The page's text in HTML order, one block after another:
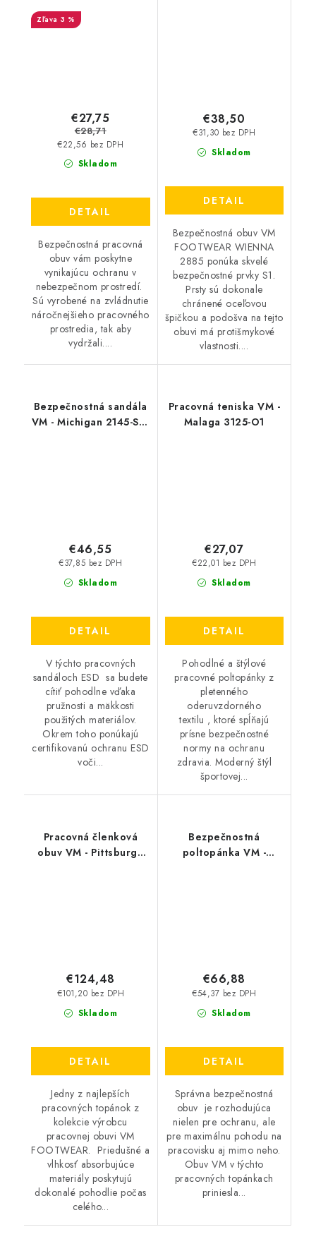
3 %
Skladom
€22,56 bez DPH
€27,75
€28,71
DETAIL
Bezpečnostná pracovná
obuv vám poskytne
vynikajúcu ochranu v
nebezpečnom prostredí.
Sú vyrobené na zvládnutie
náročnejšieho pracovného
prostredia, tak aby
vydržali....
Skladom
€31,30 bez DPH
€38,50
DETAIL
Bezpečnostná obuv VM
FOOTWEAR WIENNA
2885 ponúka skvelé
bezpečnostné prvky S1.
Prsty sú dokonale
chránené oceľovou
špičkou a podošva na tejto
obuvi má protišmykové
vlastnosti....
Bezpečnostná sandála
VM - Michigan 2145-S1P
Skladom
€37,85 bez DPH
€46,55
DETAIL
V týchto pracovných
sandáloch ESD sa budete
cítiť pohodlne vďaka
pružnosti a mäkkosti
použitých materiálov.
Okrem toho ponúkajú
certifikovanú ochranu ESD
voči...
Pracovná teniska VM -
Malaga 3125-O1
Skladom
€22,01 bez DPH
€27,07
DETAIL
Pohodlné a štýlové
pracovné poltopánky z
pletenného
oderuvzdorného
textilu , ktoré spĺňajú
prísne bezpečnostné
normy na ochranu
zdravia. Moderný štýl
športovej...
Pracovná členková
obuv VM - Pittsburgh
Skladom
€101,20 bez DPH
€124,48
DETAIL
Jedny z najlepších
pracovných topánok z
kolekcie výrobcu
pracovnej obuvi VM
FOOTWEAR. Priedušné a
vlhkosť absorbujúce
materiály poskytujú
dokonalé pohodlie počas
celého...
Bezpečnostná
poltopánka VM -
Skladom
€54,37 bez DPH
€66,88
DETAIL
Správna bezpečnostná
obuv je rozhodujúca
nielen pre ochranu, ale
pre maximálnu pohodu na
pracovisku aj mimo neho.
Obuv VM v týchto
pracovných topánkach
priniesla...